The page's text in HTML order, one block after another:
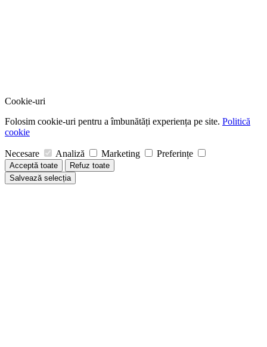
Cookie-uri
Folosim cookie-uri pentru a îmbunătăți experiența pe site. Politică
cookie
Necesare Analiză Marketing Preferințe
Acceptă toate
Refuz toate
Salvează selecția